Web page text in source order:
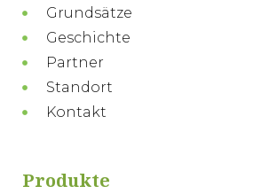
Grundsätze
Geschichte
Partner
Standort
Kontakt
Produkte